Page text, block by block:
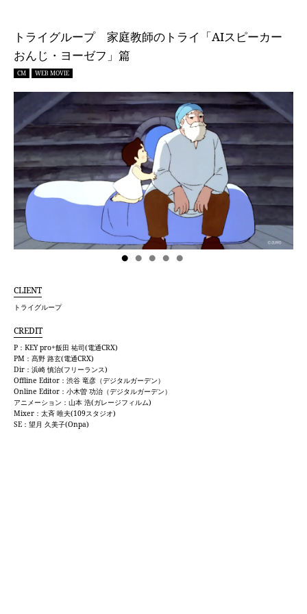
トライグループ 家庭教師のトライ「AIスピーカー
おんじ・ヨーゼフ」篇
CM WEB MOVIE
CLIENT
トライグループ
CREDIT
P：KEY pro+飯田 祐司(電通CRX)
PM：髙野 路玄(電通CRX)
Dir：浜崎 慎治(フリーランス)
Offline Editor：渋谷 竜彦（デジタルガーデン）
Online Editor：小木曽 功治（デジタルガーデン）
アニメーション：山本 浩(ガレージフィルム)
Mixer：太斉 唯夫(109スタジオ)
SE：望月 久美子(Onpa)